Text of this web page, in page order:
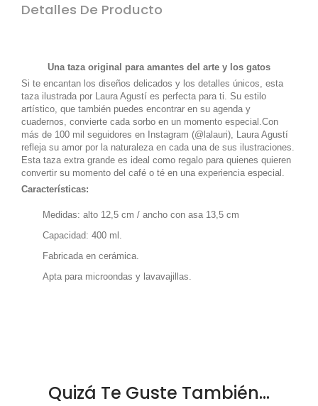
Detalles De Producto
Una taza original para amantes del arte y los gatos
Si te encantan los diseños delicados y los detalles únicos, esta
taza ilustrada por Laura Agustí es perfecta para ti. Su estilo
artístico, que también puedes encontrar en su agenda y
cuadernos, convierte cada sorbo en un momento especial.Con
más de 100 mil seguidores en Instagram (@lalauri), Laura Agustí
refleja su amor por la naturaleza en cada una de sus ilustraciones.
Esta taza extra grande es ideal como regalo para quienes quieren
convertir su momento del café o té en una experiencia especial.
Características:
Medidas: alto 12,5 cm / ancho con asa 13,5 cm
Capacidad: 400 ml.
Fabricada en cerámica.
Apta para microondas y lavavajillas.
Quizá Te Guste También...